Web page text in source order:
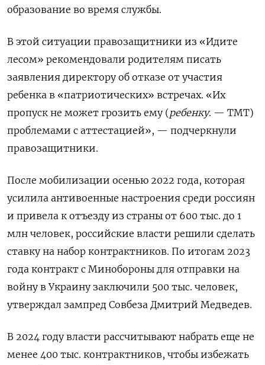
образование во время службы.
В этой ситуации правозащитники из «Идите
лесом» рекомендовали родителям писать
заявления директору об отказе от участия
ребенка в «патриотических» встречах. «Их
пропуск не может грозить ему (ребенку. — ТМТ)
проблемами с аттестацией», — подчеркнули
правозащитники.
После мобилизации осенью 2022 года, которая
усилила антивоенные настроения среди россиян
и привела к отъезду из страны от 600 тыс. до 1
млн человек, российские власти решили сделать
ставку на набор контрактников. По итогам 2023
года контракт с Минобороны для отправки на
войну в Украину заключили 500 тыс. человек,
утверждал зампред Совбеза Дмитрий Медведев.
В 2024 году власти рассчитывают набрать еще не
менее 400 тыс. контрактников, чтобы избежать